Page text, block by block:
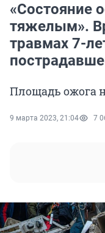
«Состояние
тяжелым».
травмах 7-
Площадь ожога
9 марта 2023, 21:04 7